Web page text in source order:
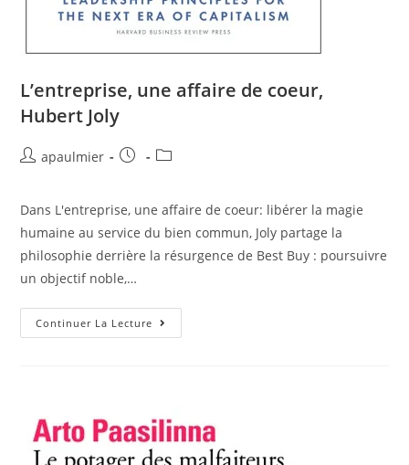
L’entreprise, une affaire de coeur,
Hubert Joly
apaulmier
Dans L'entreprise, une affaire de coeur: libérer la magie
humaine au service du bien commun, Joly partage la
philosophie derrière la résurgence de Best Buy : poursuivre
un objectif noble,…
Continuer La Lecture